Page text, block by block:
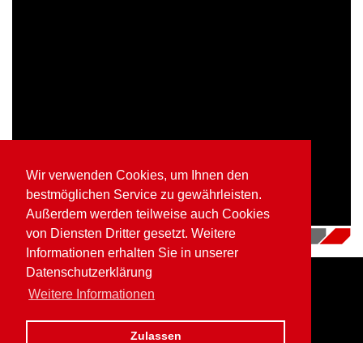
Wir verwenden Cookies, um Ihnen den
bestmöglichen Service zu gewährleisten.
Außerdem werden teilweise auch Cookies
von Diensten Dritter gesetzt. Weitere
Informationen erhalten Sie in unserer
Datenschutzerklärung
Weitere Informationen
Zulassen
16.07.2018
Home Impressum